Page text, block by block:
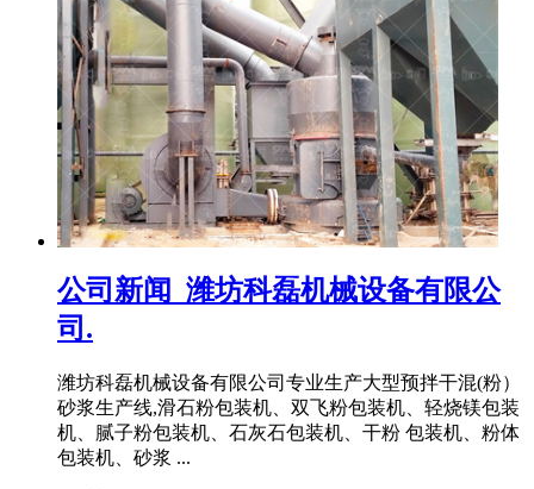
公司新闻_潍坊科磊机械设备有限公
司.
潍坊科磊机械设备有限公司专业生产大型预拌干混(粉）
砂浆生产线,滑石粉包装机、双飞粉包装机、轻烧镁包装
机、腻子粉包装机、石灰石包装机、干粉 包装机、粉体
包装机、砂浆 ...